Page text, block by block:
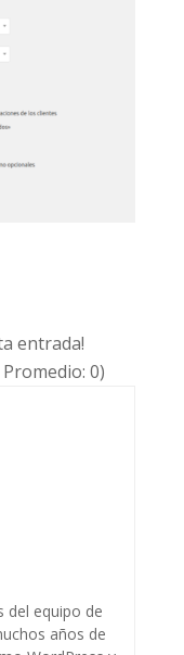
entrada!
Promedio:0)
del equipo de
años de